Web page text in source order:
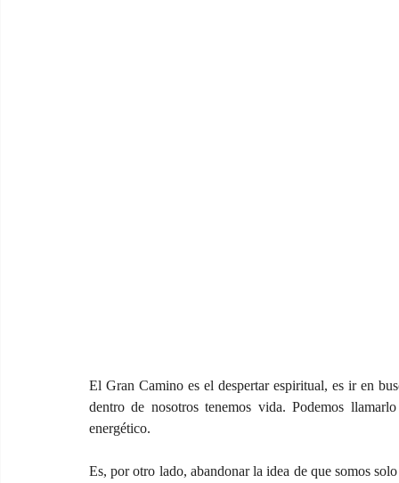
El Gran Camino es el despertar espiritual, es ir en
dentro de nosotros tenemos vida. Podemos
energético.
Es, por otro lado, abandonar la idea de que somos